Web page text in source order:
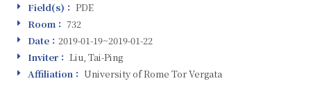
Field(s)
Field(s)： PDE
Room
Room： 732
Visiting
Date： 2019-01-19~2019-01-22
Inviter
Inviter： Liu, Tai-Ping
Affiliation
Affiliation： University of Rome Tor Vergata